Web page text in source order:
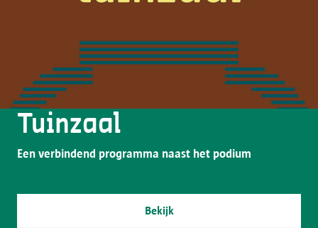
Tuinzaal
Een verbindend programma naast het podium
Bekijk